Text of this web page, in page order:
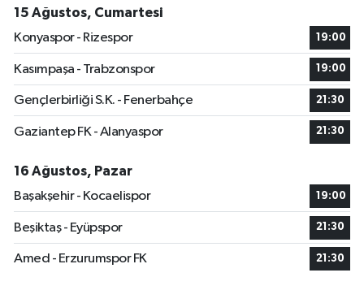
15 Ağustos, Cumartesi
Konyaspor - Rizespor
19:00
Kasımpaşa - Trabzonspor 19:00
Gençlerbirliği S.K. - Fenerbahçe 21:30
Gaziantep FK - Alanyaspor 21:30
16 Ağustos, Pazar
Başakşehir - Kocaelispor
19:00
Beşiktaş - Eyüpspor 21:30
Amed - Erzurumspor FK 21:30